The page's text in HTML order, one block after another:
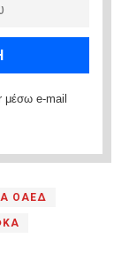
μέσω e-mail
ΟΑΕΔ